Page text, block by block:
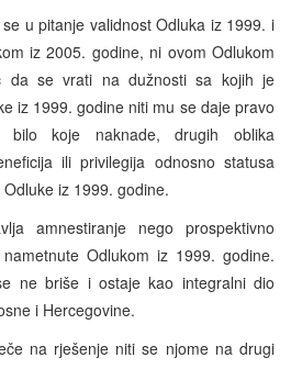
u pitanje validnost Odluka iz 1999. i
iz 2005. godine, ni ovom Odlukom
da se vrati na dužnosti sa kojih je
iz 1999. godine niti mu se daje pravo
koje naknade, drugih oblika
ili privilegija odnosno statusa
iz 1999. godine.
amnestiranje nego prospektivno
Odlukom iz 1999. godine.
ne briše i ostaje kao integralni dio
i Hercegovine.
na rješenje niti se njome na drugi